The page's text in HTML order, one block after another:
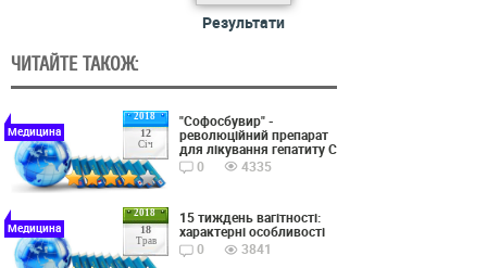
Результати
ЧИТАЙТЕ ТАКОЖ:
2018
12
Січ
Медицина
"Софосбувир" -
революційний препарат
для лікування гепатиту С
0
4335
2018
18
Трав
Медицина
15 тиждень вагітності:
характерні особливості
0
3841